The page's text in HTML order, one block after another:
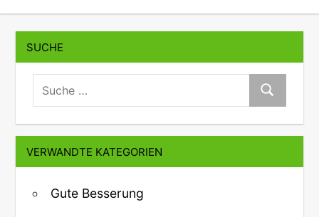
SUCHE
suche:
Suche
VERWANDTE KATEGORIEN
Gute Besserung